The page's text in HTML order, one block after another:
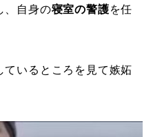
、自身の寝室の警護を任
いるところを見て嫉妬